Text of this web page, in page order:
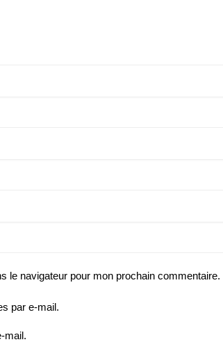
le navigateur pour mon prochain commentaire.
par e-mail.
mail.